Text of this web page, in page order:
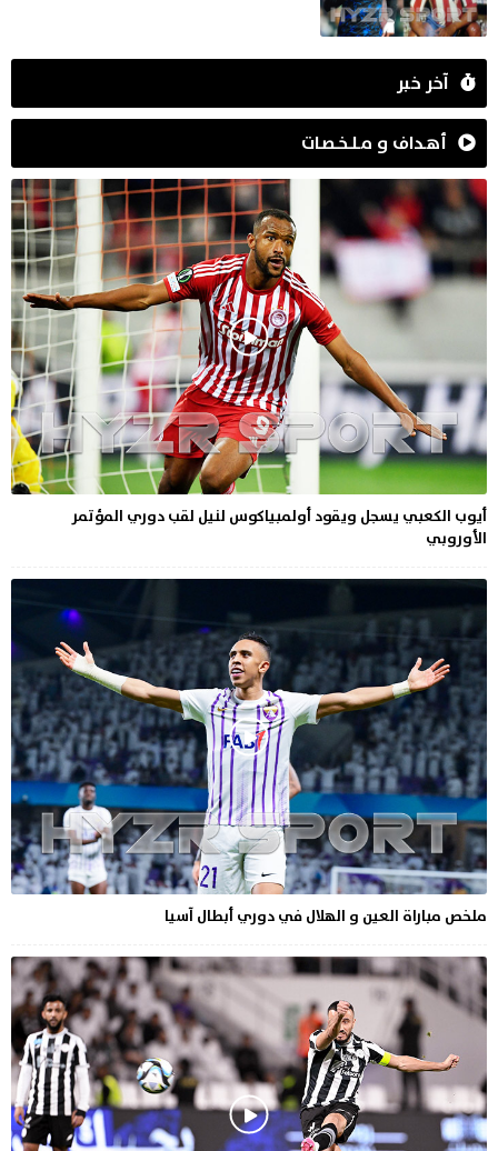
آخر خبر
أهـداف و مـلـخـصـات
أيوب الكعبي يسجل ويقود أولمبياكوس لنيل لقب دوري المؤتمر
الأوروبي
ملخص مباراة العين و الهلال في دوري أبطال آسيا